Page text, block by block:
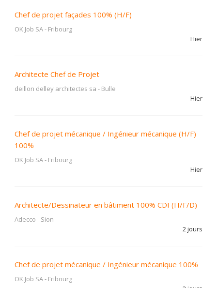
Chef de projet façades 100% (H/F)
OK Job SA- Fribourg
Hier
Architecte Chef de Projet
deillon delley architectes sa - Bulle
Hier
Chef de projet mécanique / Ingénieur mécanique (H/F)
100%
OK Job SA- Fribourg
Hier
Architecte/Dessinateur en bâtiment 100% CDI (H/F/D)
Adecco - Sion
2 jours
Chef de projet mécanique / Ingénieur mécanique 100%
OK Job SA- Fribourg